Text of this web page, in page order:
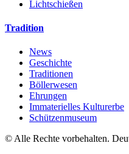
Lichtschießen
Tradition
News
Geschichte
Traditionen
Böllerwesen
Ehrungen
Immaterielles Kulturerbe
Schützenmuseum
© Alle Rechte vorbehalten.